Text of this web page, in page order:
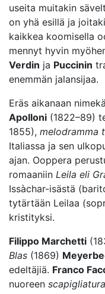
useita muitakin
on yhä esillä ja
kaikkea koomisella
mennyt hyvin
Verdin ja Puccinin
enemmän jalansijaa.
Eräs aikanaan
Apolloni (1822–89)
1855), melodramma
Italiassa ja sen
ajan. Ooppera
romaaniin Leila eli
Issàchar-isästä
tytärtään Leilaa
kristityksi.
Filippo Marchetti
Blas (1869)
edeltäjiä. Franco
nuoreen scapigliatura